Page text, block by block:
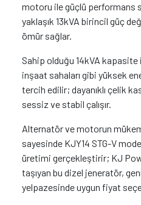
motoru ile güçlü performans
yaklaşık 13kVA birincil güç
ömür sağlar.
Sahip olduğu 14kVA
inşaat sahaları gibi yüksek
tercih edilir; dayanıklı çelik
sessiz ve stabil çalışır.
Alternatör ve motorun
sayesinde KJY14 STG-V
üretimi gerçekleştirir; KJ
taşıyan bu dizel jeneratör,
yelpazesinde uygun fiyat